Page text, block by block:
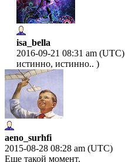
isa_bella
2016-09-21 08:31 am (UTC)
истинно, истинно.. )
aeno_surhfi
2015-08-28 08:28 am (UTC)
Еще такой момент.